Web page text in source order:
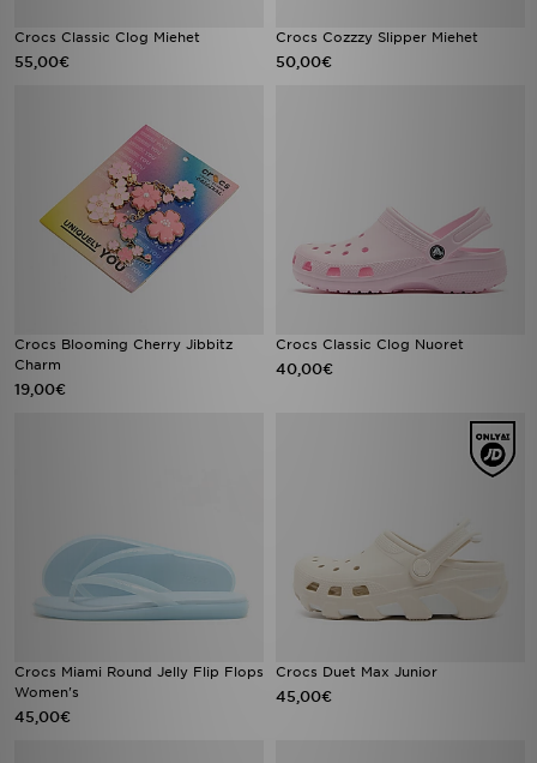
Crocs Classic Clog Miehet
55,00€
Crocs Cozzzy Slipper Miehet
50,00€
Crocs Blooming Cherry Jibbitz
Charm
19,00€
Crocs Classic Clog Nuoret
40,00€
Crocs Miami Round Jelly Flip Flops
Women's
45,00€
Crocs Duet Max Junior
45,00€